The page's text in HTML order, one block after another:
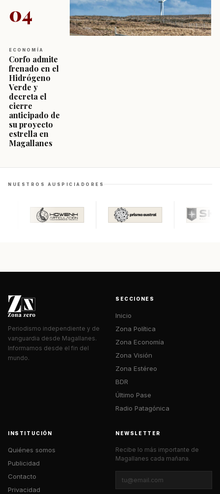
04
ECONOMÍA
Corfo admite
frenado en el
Hidrógeno
Verde y
decreta el
cierre
anticipado de
su proyecto
estrella en
Magallanes
NUESTROS AUSPICIADORES
Periodismo independiente y de
vanguardia desde Magallanes.
Informamos desde el fin del
mundo.
SECCIONES
Inicio
Zona Política
Zona Economía
Zona Visión
Zona Estéreo
BDR
Último Pase
Radio Patagónica
INSTITUCIÓN
Quiénes somos
Publicidad
Contacto
Privacidad
NEWSLETTER
Recibe lo más importante de
Magallanes cada mañana.